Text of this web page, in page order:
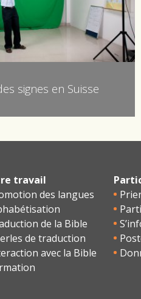
signes en Suisse
travail
des langues
de la Bible
de traduction
avec la Bible